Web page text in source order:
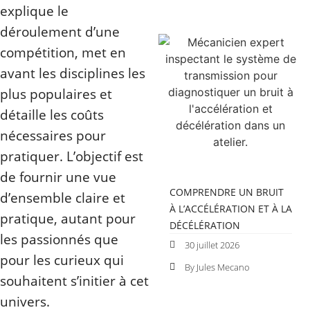
explique le
déroulement d’une
compétition, met en
avant les disciplines les
plus populaires et
détaille les coûts
nécessaires pour
pratiquer. L’objectif est
de fournir une vue
d’ensemble claire et
pratique, autant pour
les passionnés que
pour les curieux qui
souhaitent s’initier à cet
univers.
COMPRENDRE UN BRUIT
À L’ACCÉLÉRATION ET À LA
DÉCÉLÉRATION
30 juillet 2026
By Jules Mecano